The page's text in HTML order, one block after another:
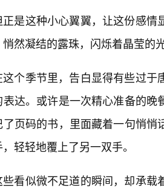
正是这种小心翼翼，让这份感情
然凝结的露珠，闪烁着晶莹的
这个季节里，告白显得有些过于
达。或许是一次精心准备的
页码的书，里面藏着一句悄
轻轻地覆上了另一双手。
些看似微不足道的瞬间，却承载